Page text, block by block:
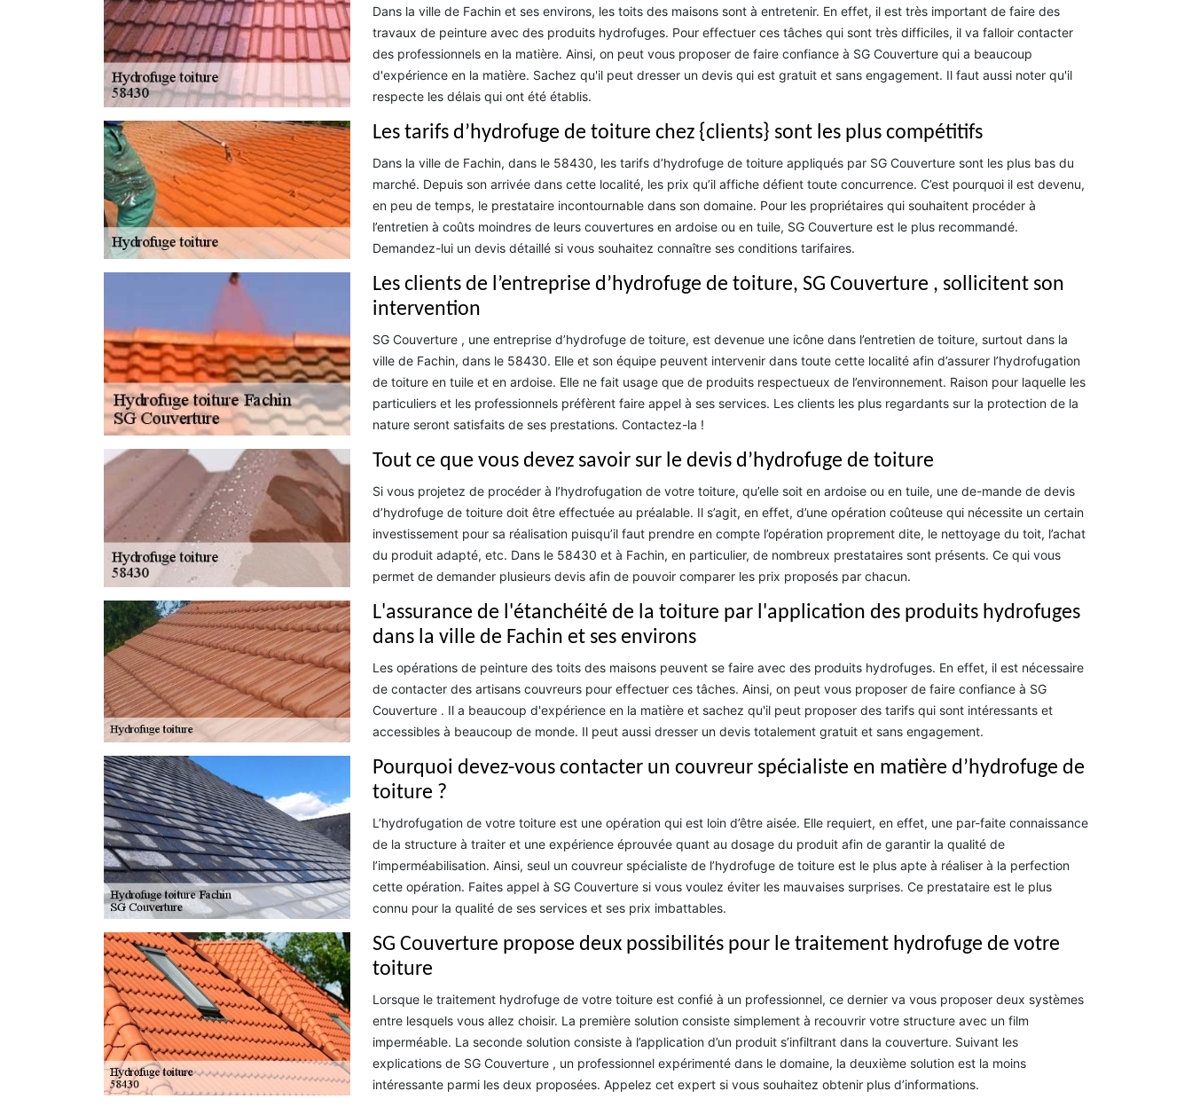
Dans la ville de Fachin et ses environs, les toits des maisons sont à entretenir. En effet, il est très important de faire des
travaux de peinture avec des produits hydrofuges. Pour effectuer ces tâches qui sont très difficiles, il va falloir contacter
des professionnels en la matière. Ainsi, on peut vous proposer de faire confiance à SG Couverture qui a beaucoup
d'expérience en la matière. Sachez qu'il peut dresser un devis qui est gratuit et sans engagement. Il faut aussi noter qu'il
respecte les délais qui ont été établis.
Les tarifs d’hydrofuge de toiture chez {clients} sont les plus compétitifs
Dans la ville de Fachin, dans le 58430, les tarifs d’hydrofuge de toiture appliqués par SG Couverture sont les plus bas du
marché. Depuis son arrivée dans cette localité, les prix qu’il affiche défient toute concurrence. C’est pourquoi il est devenu,
en peu de temps, le prestataire incontournable dans son domaine. Pour les propriétaires qui souhaitent procéder à
l’entretien à coûts moindres de leurs couvertures en ardoise ou en tuile, SG Couverture est le plus recommandé.
Demandez-lui un devis détaillé si vous souhaitez connaître ses conditions tarifaires.
Les clients de l’entreprise d’hydrofuge de toiture, SG Couverture , sollicitent son
intervention
SG Couverture , une entreprise d’hydrofuge de toiture, est devenue une icône dans l’entretien de toiture, surtout dans la
ville de Fachin, dans le 58430. Elle et son équipe peuvent intervenir dans toute cette localité afin d’assurer l’hydrofugation
de toiture en tuile et en ardoise. Elle ne fait usage que de produits respectueux de l’environnement. Raison pour laquelle les
particuliers et les professionnels préfèrent faire appel à ses services. Les clients les plus regardants sur la protection de la
nature seront satisfaits de ses prestations. Contactez-la !
Tout ce que vous devez savoir sur le devis d’hydrofuge de toiture
Si vous projetez de procéder à l’hydrofugation de votre toiture, qu’elle soit en ardoise ou en tuile, une de-mande de devis
d’hydrofuge de toiture doit être effectuée au préalable. Il s’agit, en effet, d’une opération coûteuse qui nécessite un certain
investissement pour sa réalisation puisqu’il faut prendre en compte l’opération proprement dite, le nettoyage du toit, l’achat
du produit adapté, etc. Dans le 58430 et à Fachin, en particulier, de nombreux prestataires sont présents. Ce qui vous
permet de demander plusieurs devis afin de pouvoir comparer les prix proposés par chacun.
L'assurance de l'étanchéité de la toiture par l'application des produits hydrofuges
dans la ville de Fachin et ses environs
Les opérations de peinture des toits des maisons peuvent se faire avec des produits hydrofuges. En effet, il est nécessaire
de contacter des artisans couvreurs pour effectuer ces tâches. Ainsi, on peut vous proposer de faire confiance à SG
Couverture . Il a beaucoup d'expérience en la matière et sachez qu'il peut proposer des tarifs qui sont intéressants et
accessibles à beaucoup de monde. Il peut aussi dresser un devis totalement gratuit et sans engagement.
Pourquoi devez-vous contacter un couvreur spécialiste en matière d’hydrofuge de
toiture ?
L’hydrofugation de votre toiture est une opération qui est loin d’être aisée. Elle requiert, en effet, une par-faite connaissance
de la structure à traiter et une expérience éprouvée quant au dosage du produit afin de garantir la qualité de
l’imperméabilisation. Ainsi, seul un couvreur spécialiste de l’hydrofuge de toiture est le plus apte à réaliser à la perfection
cette opération. Faites appel à SG Couverture si vous voulez éviter les mauvaises surprises. Ce prestataire est le plus
connu pour la qualité de ses services et ses prix imbattables.
SG Couverture propose deux possibilités pour le traitement hydrofuge de votre
toiture
Lorsque le traitement hydrofuge de votre toiture est confié à un professionnel, ce dernier va vous proposer deux systèmes
entre lesquels vous allez choisir. La première solution consiste simplement à recouvrir votre structure avec un film
imperméable. La seconde solution consiste à l’application d’un produit s’infiltrant dans la couverture. Suivant les
explications de SG Couverture , un professionnel expérimenté dans le domaine, la deuxième solution est la moins
intéressante parmi les deux proposées. Appelez cet expert si vous souhaitez obtenir plus d’informations.